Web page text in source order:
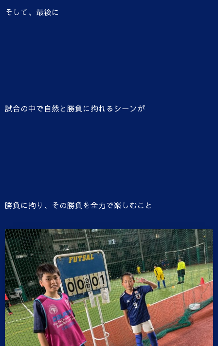
そして、最後に
試合の中で自然と勝負に拘れるシーンが
勝負に拘り、その勝負を全力で楽しむこと